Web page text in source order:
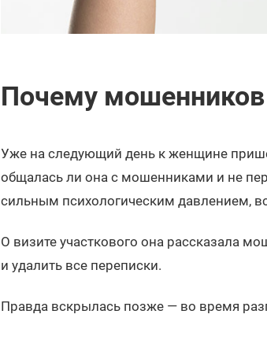
Почему мошенников
Уже на следующий день к женщине
общалась ли она с мошенниками и не
сильным психологическим давлением,
О визите участкового она рассказала
и удалить все переписки.
Правда вскрылась позже — во время